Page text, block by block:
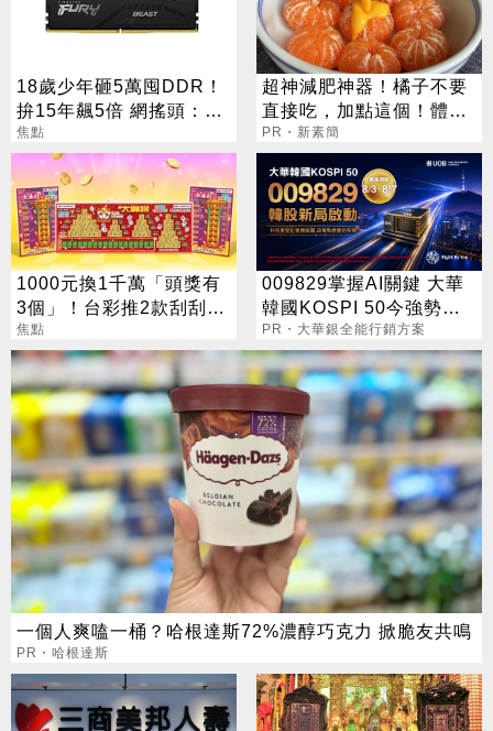
18歲少年砸5萬囤DDR！
拚15年飆5倍 網搖頭：會
報廢
焦點
超神減肥神器！橘子不要
直接吃，加點這個！體重
天天下降
PR・新素簡
1000元換1千萬「頭獎有
3個」！台彩推2款刮刮樂
總獎金逾33億
焦點
009829掌握AI關鍵 大華
韓國KOSPI 50今強勢開
募
PR・大華銀全能行銷方案
一個人爽嗑一桶？哈根達斯72%濃醇巧克力 掀脆友共鳴
PR・哈根達斯